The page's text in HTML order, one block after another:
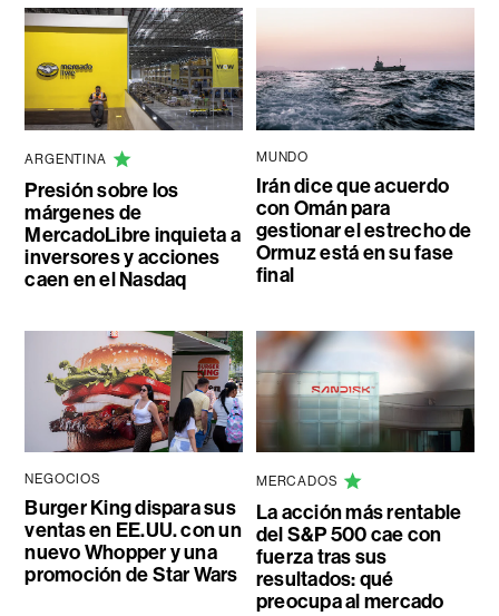
ARGENTINA
Presión sobre los
márgenes de
MercadoLibre inquieta a
inversores y acciones
caen en el Nasdaq
MUNDO
Irán dice que acuerdo
con Omán para
gestionar el estrecho de
Ormuz está en su fase
final
NEGOCIOS
Burger King dispara sus
ventas en EE.UU. con un
nuevo Whopper y una
promoción de Star Wars
MERCADOS
La acción más rentable
del S&P 500 cae con
fuerza tras sus
resultados: qué
preocupa al mercado